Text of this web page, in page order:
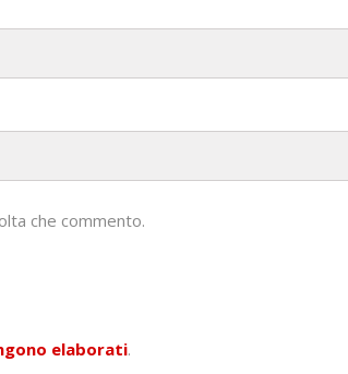
che commento.
elaborati.